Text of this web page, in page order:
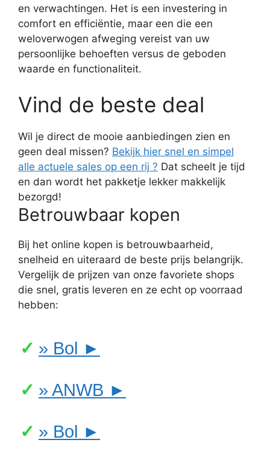
en verwachtingen. Het is een investering in
comfort en efficiëntie, maar een die een
weloverwogen afweging vereist van uw
persoonlijke behoeften versus de geboden
waarde en functionaliteit.
Vind de beste deal
Wil je direct de mooie aanbiedingen zien en
geen deal missen? Bekijk hier snel en simpel
alle actuele sales op een rij ? Dat scheelt je tijd
en dan wordt het pakketje lekker makkelijk
bezorgd!
Betrouwbaar kopen
Bij het online kopen is betrouwbaarheid,
snelheid en uiteraard de beste prijs belangrijk.
Vergelijk de prijzen van onze favoriete shops
die snel, gratis leveren en ze echt op voorraad
hebben:
» Bol ►
» ANWB ►
» Bol ►